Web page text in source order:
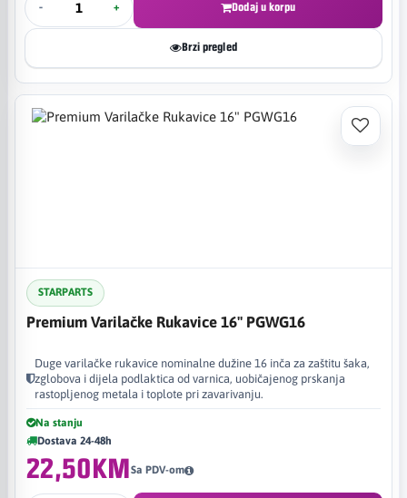
- + Dodaj u korpu
Brzi pregled
STARPARTS
Premium Varilačke Rukavice 16" PGWG16
Duge varilačke rukavice nominalne dužine 16 inča za zaštitu šaka,
zglobova i dijela podlaktica od varnica, uobičajenog prskanja
rastopljenog metala i toplote pri zavarivanju.
Na stanju
Dostava 24-48h
22,50KMSa PDV-om